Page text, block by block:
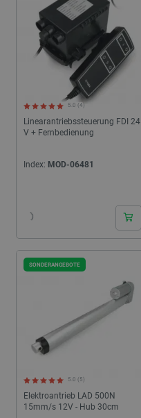
Linearantriebssteuerung FDI 24
V + Fernbedienung
5.0 (4)
Index: MOD-06481
Elektroantrieb LAD 500N
15mm/s 12V - Hub 30cm
5.0 (5)
SONDERANGEBOTE